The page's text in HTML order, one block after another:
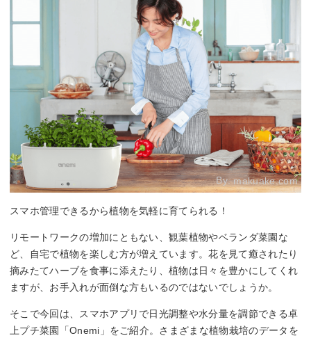
By:makuake.com
スマホ管理できるから植物を気軽に育てられる！
リモートワークの増加にともない、観葉植物やベランダ菜園な
ど、自宅で植物を楽しむ方が増えています。花を見て癒されたり
摘みたてハーブを食事に添えたり、植物は日々を豊かにしてくれ
ますが、お手入れが面倒な方もいるのではないでしょうか。
そこで今回は、スマホアプリで日光調整や水分量を調節できる卓
上プチ菜園「Onemi」をご紹介。さまざまな植物栽培のデータを